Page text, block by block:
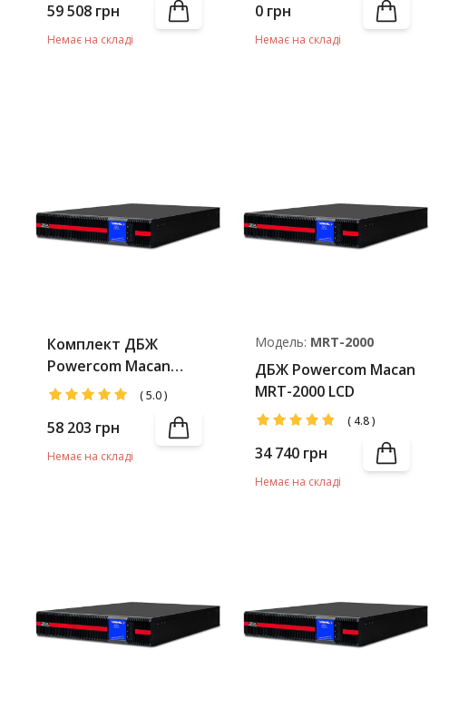
59 508 грн
Немає на складі
0 грн
Немає на складі
Комплект ДБЖ
Powercom Macan
MRT-2000 LCD +
(5.0)
58 203 грн
Немає на складі
Модель: MRT-2000
ДБЖ Powercom Macan
MRT-2000 LCD
( 4.8)
34 740 грн
Немає на складі